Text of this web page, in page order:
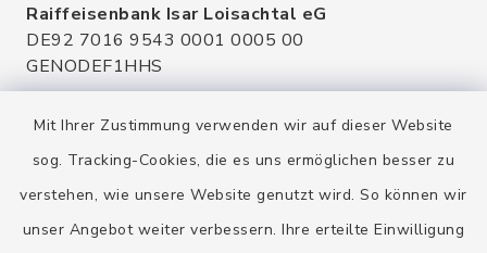
Mit Ihrer Zustimmung verwenden wir auf dieser Website
sog. Tracking-Cookies, die es uns ermöglichen besser zu
verstehen, wie unsere Website genutzt wird. So können wir
unser Angebot weiter verbessern. Ihre erteilte Einwilligung
Raiffeisenbank Isar Loisachtal eG
DE92 7016 9543 0001 0005 00
GENODEF1HHS
DE20 7002 0270 3630 1010 09
HYVEDEMMXXX